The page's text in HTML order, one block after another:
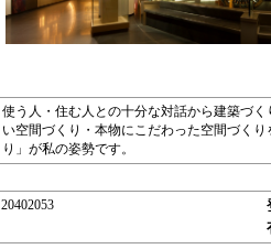
使う人・住む人との十分な対話から建築づ
い空間づくり・本物にこだわった空間づく
り」が私の姿勢です。
20402053